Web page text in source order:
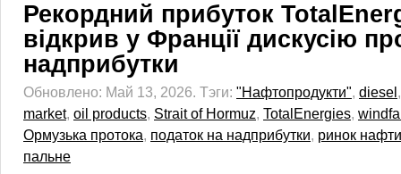
Рекордний прибуток
відкрив у Франції дискусію
надприбутки
Обновлено: Май 13, 2026. Тэги: "Нафтопродукти", diesel
market, oil products, Strait of Hormuz, TotalEnergies,
Ормузька протока, податок на надприбутки, ринок нафти
пальне